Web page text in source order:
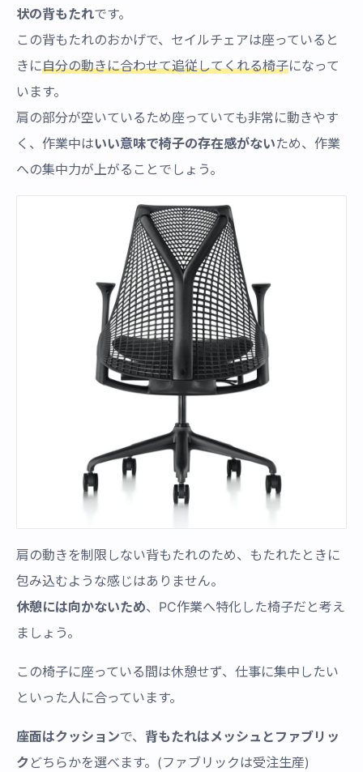
状の背もたれです。
この背もたれのおかげで、セイルチェアは座っていると
きに自分の動きに合わせて追従してくれる椅子になって
います。
肩の部分が空いているため座っていても非常に動きやす
く、作業中はいい意味で椅子の存在感がないため、作業
への集中力が上がることでしょう。
肩の動きを制限しない背もたれのため、もたれたときに
包み込むような感じはありません。
休憩には向かないため、PC作業へ特化した椅子だと考え
ましょう。
この椅子に座っている間は休憩せず、仕事に集中したい
といった人に合っています。
座面はクッションで、 背もたれはメッシュとファブリッ
ク どちらかを選べます。(ファブリックは受注生産)